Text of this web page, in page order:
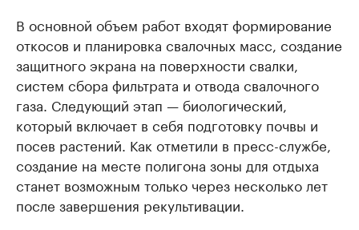
В основной объем работ входят формирование
откосов и планировка свалочных масс, создание
защитного экрана на поверхности свалки,
систем сбора фильтрата и отвода свалочного
газа. Следующий этап — биологический,
который включает в себя подготовку почвы и
посев растений. Как отметили в пресс-службе,
создание на месте полигона зоны для отдыха
станет возможным только через несколько лет
после завершения рекультивации.